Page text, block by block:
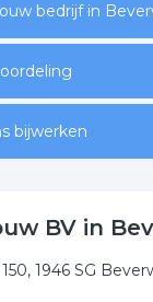
bedrijf in
bijwerken
BV in
1946 SG